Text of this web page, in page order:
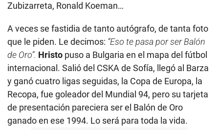
Zubizarreta, Ronald Koeman…
A veces se fastidia de tanto autógrafo, de tanta foto
que le piden. Le decimos: “Eso te pasa por ser Balón
de Oro”. Hristo puso a Bulgaria en el mapa del fútbol
internacional. Salió del CSKA de Sofía, llegó al Barza
y ganó cuatro ligas seguidas, la Copa de Europa, la
Recopa, fue goleador del Mundial 94, pero su tarjeta
de presentación pareciera ser el Balón de Oro
ganado en ese 1994. Lo será para toda la vida.